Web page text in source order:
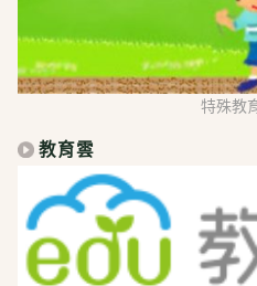
特殊教
教育雲